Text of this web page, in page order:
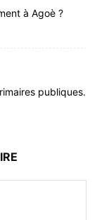
à Agoè ?
publiques.